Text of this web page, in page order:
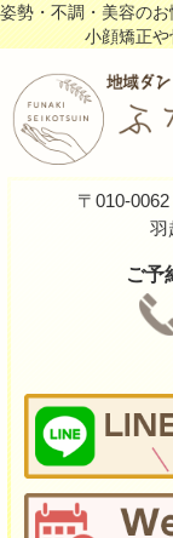
姿勢・不調・美容の
小顔矯正や
〒010-
羽
ご予